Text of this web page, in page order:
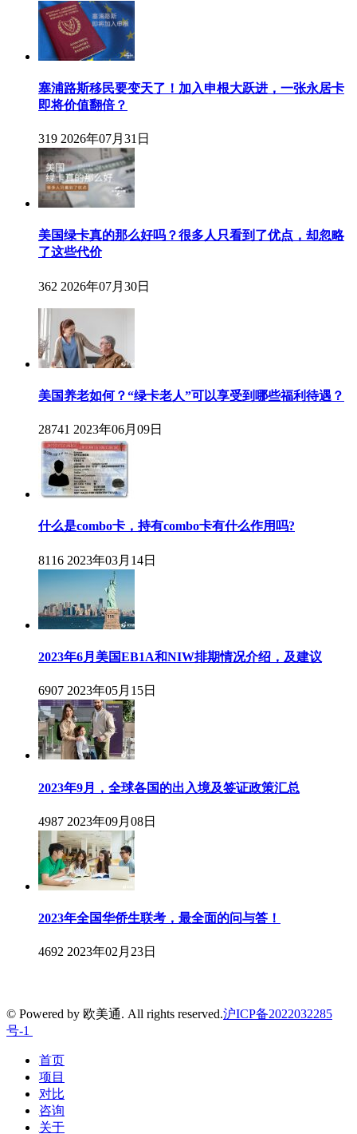
塞浦路斯移民要变天了！加入申根大跃进，一张永居卡
即将价值翻倍？
319 2026年07月31日
美国绿卡真的那么好吗？很多人只看到了优点，却忽略
了这些代价
362 2026年07月30日
美国养老如何？“绿卡老人”可以享受到哪些福利待遇？
28741 2023年06月09日
什么是combo卡，持有combo卡有什么作用吗?
8116 2023年03月14日
2023年6月美国EB1A和NIW排期情况介绍，及建议
6907 2023年05月15日
2023年9月，全球各国的出入境及签证政策汇总
4987 2023年09月08日
2023年全国华侨生联考，最全面的问与答！
4692 2023年02月23日
© Powered by 欧美通. All rights reserved.沪ICP备2022032285
号-1
首页
项目
对比
咨询
关于